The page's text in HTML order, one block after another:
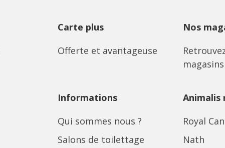
Carte plus
Offerte et avantageuse
Nos
magasins
Informations
Qui sommes nous ?
Salons de toilettage
Animalis
Royal
Nath